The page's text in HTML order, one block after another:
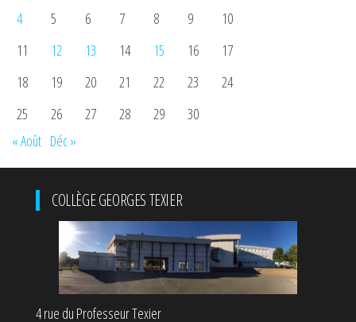
4
5 6 7 8 9
10
11
12 13 14 15 16
17
18
19 20 21 22 23
24
25
26 27 28 29
30
« Août Déc »
COLLÈGE GEORGES TEXIER
4 rue du Professeur Texier